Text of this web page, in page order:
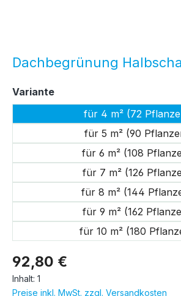
Dachbegrünung
92,80 €
Inhalt: 1
Preise inkl. MwSt. zzgl. Versandkosten
Varianteauswählen
für 4 m² (72
für 5 m² (90
für 6 m² (108
für 7 m² (126
für 8 m² (144
für 9 m² (162
für 10 m² (180